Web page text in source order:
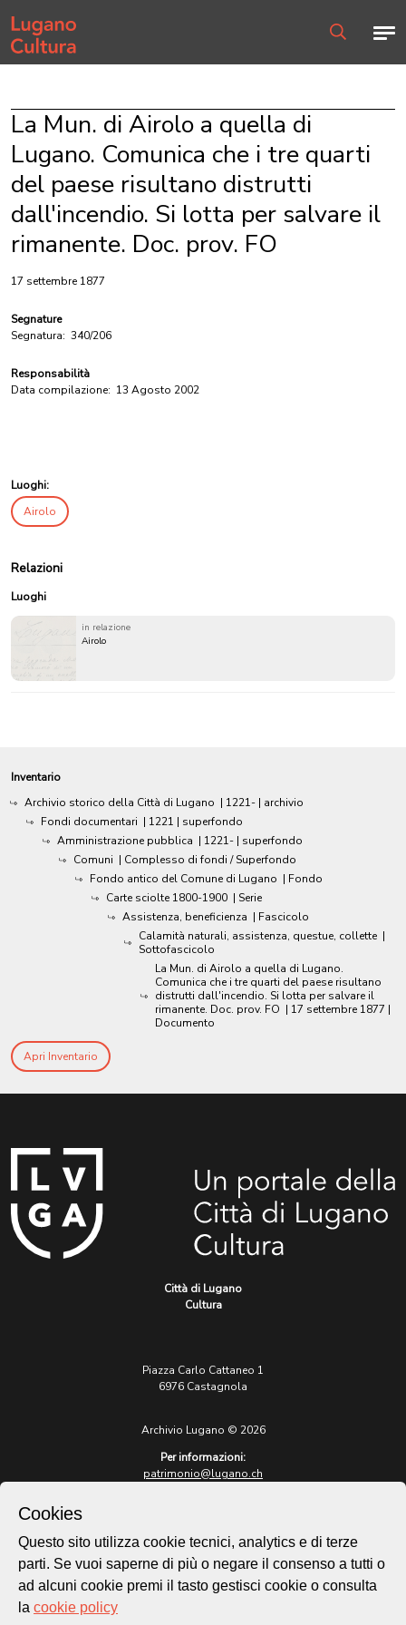
Home page
La Mun. di Airolo a quella di
Lugano. Comunica che i tre quarti
del paese risultano distrutti
dall'incendio. Si lotta per salvare il
rimanente. Doc. prov. FO
17 settembre 1877
Segnature
Segnatura: 340/206
Responsabilità
Data compilazione: 13 Agosto 2002
Luoghi:
Airolo
Relazioni
Luoghi
in relazione
Airolo
Inventario
Archivio storico della Città di Lugano | 1221- | archivio
Fondi documentari | 1221 | superfondo
Amministrazione pubblica | 1221- | superfondo
Comuni | Complesso di fondi / Superfondo
Fondo antico del Comune di Lugano | Fondo
Carte sciolte 1800-1900 | Serie
Assistenza, beneficienza | Fascicolo
Calamità naturali, assistenza, questue, collette |
Sottofascicolo
La Mun. di Airolo a quella di Lugano.
Comunica che i tre quarti del paese risultano
distrutti dall'incendio. Si lotta per salvare il
rimanente. Doc. prov. FO | 17 settembre 1877 |
Documento
Apri Inventario
Città di Lugano
Cultura
Piazza Carlo Cattaneo 1
6976 Castagnola
Archivio Lugano © 2026
Per informazioni:
patrimonio@lugano.ch
lugano.ch
Cookie policy
Cookies
Questo sito utilizza cookie tecnici, analytics e di terze
parti. Se vuoi saperne di più o negare il consenso a tutti o
ad alcuni cookie premi il tasto gestisci cookie o consulta
la cookie policy